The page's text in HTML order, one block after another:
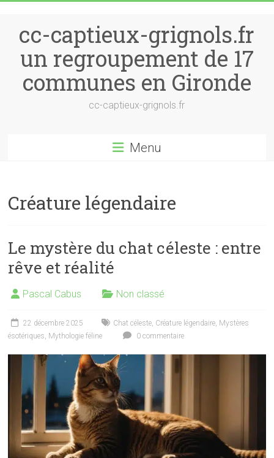
cc-captieux-grignols.fr
un regroupement de 17
communes en Gironde
cc-captieux-grignols.fr
Menu
Créature légendaire
Le mystère du chat céleste : entre
rêve et réalité
Pascal Cabus Non classé
22 décembre 2025 Chat céleste, Créature légendaire, Mystères
ésotériques, Mythologie féline 0 commentaire